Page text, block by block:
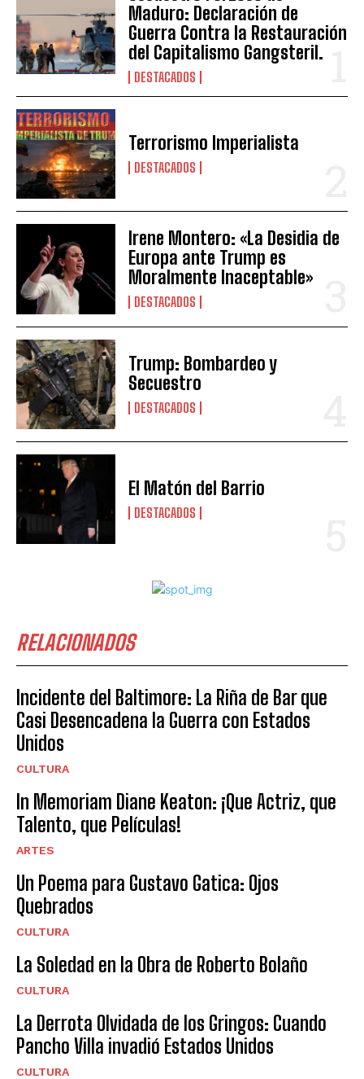
Maduro: Declaración de
Guerra Contra la Restauración
del Capitalismo Gangsteril.
DESTACADOS
Terrorismo Imperialista
DESTACADOS
Irene Montero: «La Desidia de
Europa ante Trump es
Moralmente Inaceptable»
DESTACADOS
Trump: Bombardeo y
Secuestro
DESTACADOS
El Matón del Barrio
DESTACADOS
RELACIONADOS
Incidente del Baltimore: La Riña de Bar que
Casi Desencadena la Guerra con Estados
Unidos
CULTURA
In Memoriam Diane Keaton: ¡Que Actriz, que
Talento, que Películas!
ARTES
Un Poema para Gustavo Gatica: Ojos
Quebrados
CULTURA
La Soledad en la Obra de Roberto Bolaño
CULTURA
La Derrota Olvidada de los Gringos: Cuando
Pancho Villa invadió Estados Unidos
CULTURA